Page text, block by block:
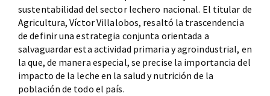
sustentabilidad del sector lechero nacional. El titular de
Agricultura, Víctor Villalobos, resaltó la trascendencia
de definir una estrategia conjunta orientada a
salvaguardar esta actividad primaria y agroindustrial, en
la que, de manera especial, se precise la importancia del
impacto de la leche en la salud y nutrición de la
población de todo el país.